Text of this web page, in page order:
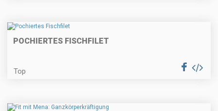
POCHIERTES FISCHFILET
Top